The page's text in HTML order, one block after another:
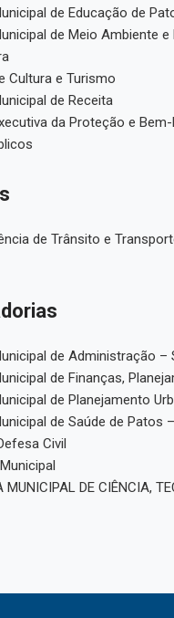
de Educação de
de Meio Ambiente
Cultura e Turismo
de Receita
da Proteção e
de Trânsito e
de Administração –
de Finanças,
de Planejamento
de Saúde de Patos
Civil
MUNICIPAL DE CIÊNCIA,